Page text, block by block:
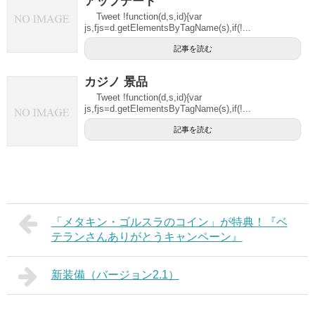
Tweet !function(d,s,id){var
js,fjs=d.getElementsByTagName(s),if(!...
記事を読む
カジノ 景品
Tweet !function(d,s,id){var
js,fjs=d.getElementsByTagName(s),if(!...
記事を読む
「メタキン・ゴルスラのコイン」が特典！『ベ
テランさんありがとうキャンペーン』
新装備（バージョン2.1）